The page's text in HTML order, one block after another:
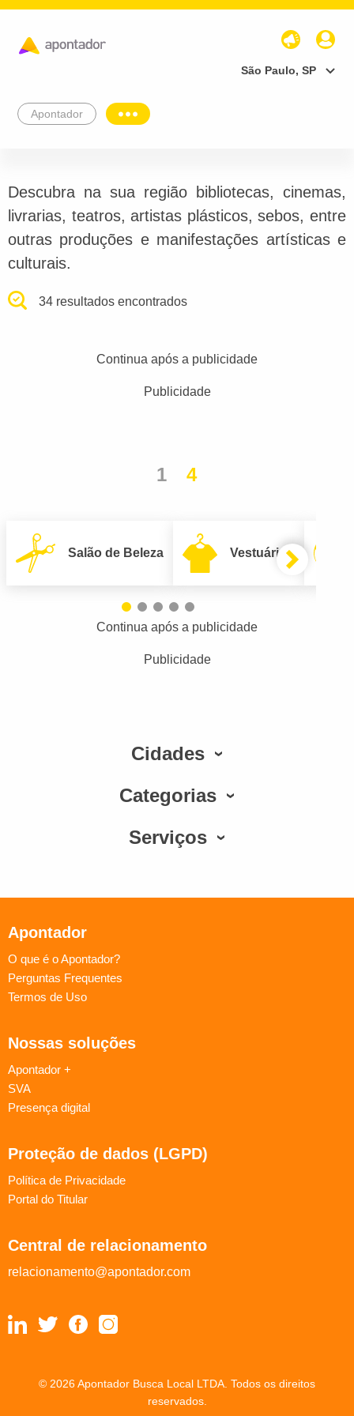
São Paulo, SP
Apontador
Descubra na sua região bibliotecas, cinemas,
livrarias, teatros, artistas plásticos, sebos, entre
outras produções e manifestações artísticas e
culturais.
34 resultados encontrados
Continua após a publicidade
Publicidade
1 4
Salão de Beleza Vestuário
Continua após a publicidade
Publicidade
Cidades
Categorias
Serviços
Apontador
O que é o Apontador?
Perguntas Frequentes
Termos de Uso
Nossas soluções
Apontador +
SVA
Presença digital
Proteção de dados (LGPD)
Política de Privacidade
Portal do Titular
Central de relacionamento
relacionamento@apontador.com
© 2026 Apontador Busca Local LTDA. Todos os direitos
reservados.